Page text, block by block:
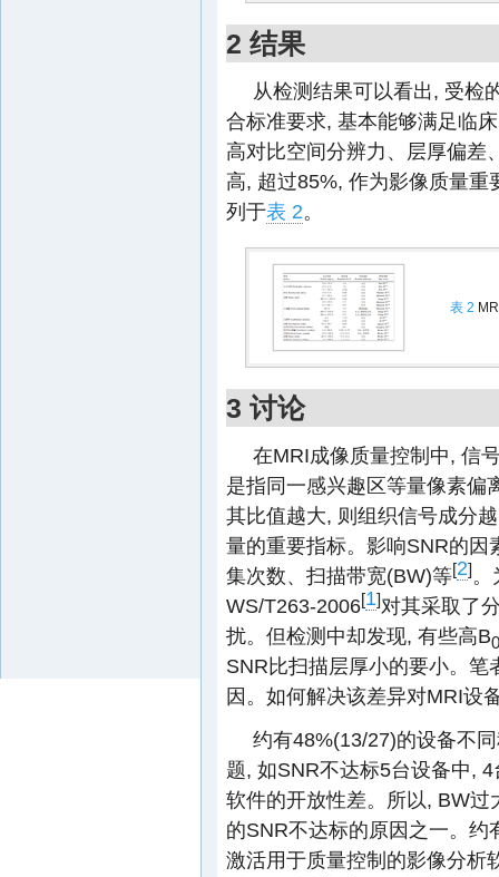
2 结果
从检测结果可以看出, 受检
合标准要求, 基本能够满足临
高对比空间分辨力、层厚偏差
高, 超过85%, 作为影像质量
列于表 2。
表 2
3 讨论
在MRI成像质量控制中, 信
是指同一感兴趣区等量像素偏
其比值越大, 则组织信号成分
量的重要指标。影响SNR的因
集次数、扫描带宽(BW)等[2]。
WS/T263-2006[1]对其采取了
扰。但检测中却发现, 有些高B0
SNR比扫描层厚小的要小。
因。如何解决该差异对MRI设
约有48%(13/27)的设备不
题, 如SNR不达标5台设备中,
软件的开放性差。所以, BW
的SNR不达标的原因之一。
激活用于质量控制的影像分析